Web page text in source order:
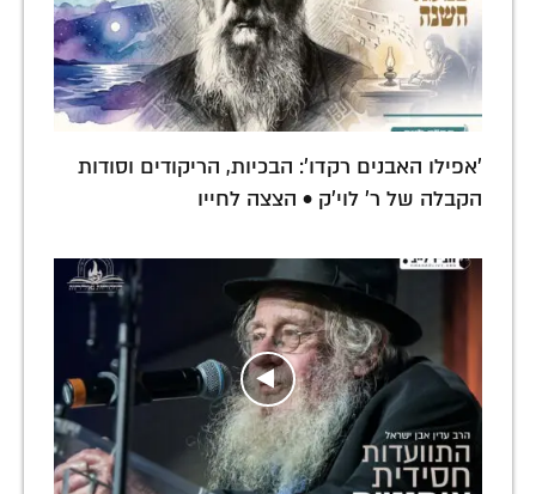
'אפילו האבנים רקדו': הבכיות, הריקודים וסודות
הקבלה של ר' לוי'ק • הצצה לחייו